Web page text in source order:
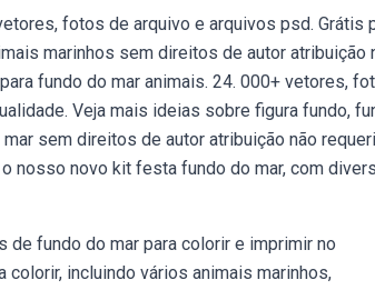
fotos de arquivo e arquivos psd. Grátis
marinhos sem direitos de autor atribuição
fundo do mar animais. 24. 000+ vetores,
Veja mais ideias sobre figura fundo,
sem direitos de autor atribuição não
nosso novo kit festa fundo do mar, com
fundo do mar para colorir e imprimir no
incluindo vários animais marinhos,